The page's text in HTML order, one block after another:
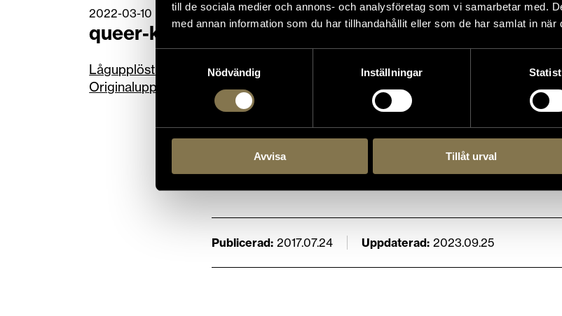
till de sociala medier och annons- och analysföretag som vi samarbetar med.
med annan information som du har tillhandahållit eller som de har samlat in när
Nödvändig
Inställningar
Avvisa Tillåt urval
2022-03-10
queer-kalend. lrkjpg
Lågupplöst Medelupplösning
Originalupplösning
Publicerad 2017.07.24 Uppdaterad 2023.09.25